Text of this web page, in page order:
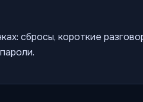
сбросы, короткие